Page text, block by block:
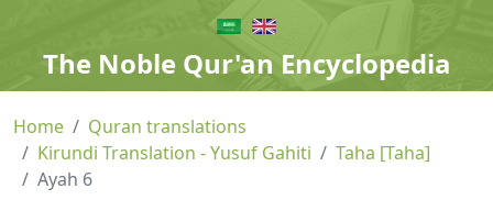
The Noble Qur'an Encyclopedia
Home
Quran translations
Kirundi Translation - Yusuf Gahiti
Taha [Taha]
Ayah 6